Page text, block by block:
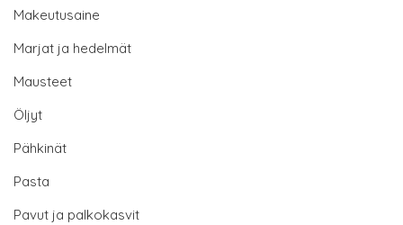
Makeutusaine
Marjat ja hedelmät
Mausteet
Öljyt
Pähkinät
Pasta
Pavut ja palkokasvit